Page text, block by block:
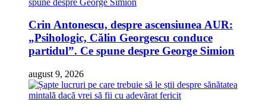
Crin Antonescu, despre ascensiunea AUR:
„Psihologic, Călin Georgescu conduce
partidul”. Ce spune despre George Simion
august 9, 2026